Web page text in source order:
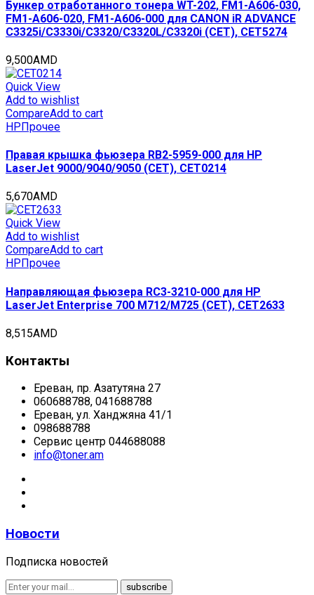
Бункер отработанного тонера WT-202, FM1-A606-030,
FM1-A606-020, FM1-A606-000 для CANON iR ADVANCE
C3325i/C3330i/C3320/C3320L/C3320i (CET), CET5274
9,500AMD
Quick View
Add to wishlist
CompareAdd to cart
HPПрочее
Правая крышка фьюзера RB2-5959-000 для HP
LaserJet 9000/9040/9050 (CET), CET0214
5,670AMD
Quick View
Add to wishlist
CompareAdd to cart
HP Прочее
Направляющая фьюзера RC3-3210-000 для HP
LaserJet Enterprise 700 M712/M725 (CET), CET2633
8,515AMD
Контакты
Ереван, пр. Азатутяна 27
060688788, 041688788
Ереван, ул. Ханджяна 41/1
098688788
Сервис центр 044688088
info@toner.am
Новости
Подписка новостей